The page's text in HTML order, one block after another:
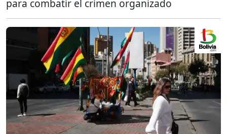
para combatir el crimen organizado